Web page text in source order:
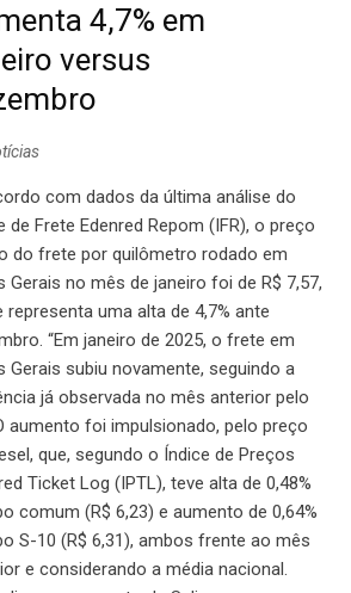
4,7% em
versus
com dados da última análise do
de Frete Edenred Repom (IFR), o preço
do frete por quilômetro rodado em
Gerais no mês de janeiro foi de R$ 7,57,
representa uma alta de 4,7% ante
“Em janeiro de 2025, o frete em
Gerais subiu novamente, seguindo a
já observada no mês anterior pelo
aumento foi impulsionado, pelo preço
que, segundo o Índice de Preços
Ticket Log (IPTL), teve alta de 0,48%
comum (R$ 6,23) e aumento de 0,64%
S-10 (R$ 6,31), ambos frente ao mês
e considerando a média nacional.